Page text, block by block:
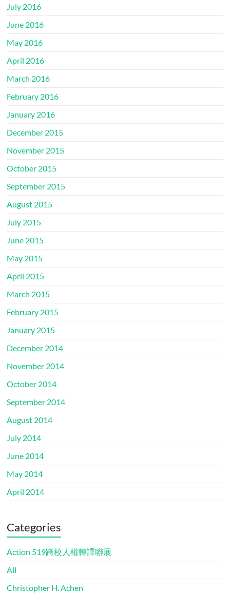
July 2016
June 2016
May 2016
April 2016
March 2016
February 2016
January 2016
December 2015
November 2015
October 2015
September 2015
August 2015
July 2015
June 2015
May 2015
April 2015
March 2015
February 2015
January 2015
December 2014
November 2014
October 2014
September 2014
August 2014
July 2014
June 2014
May 2014
April 2014
Categories
Action 519跨校人權轉譯聯展
All
Christopher H. Achen